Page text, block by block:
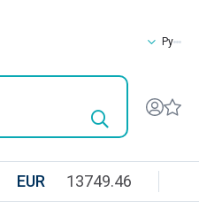
Ру
EUR 13749.46